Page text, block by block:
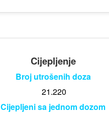
Cijepljenje
Broj utrošenih doza
21.220
Cijepljeni sa jednom dozom